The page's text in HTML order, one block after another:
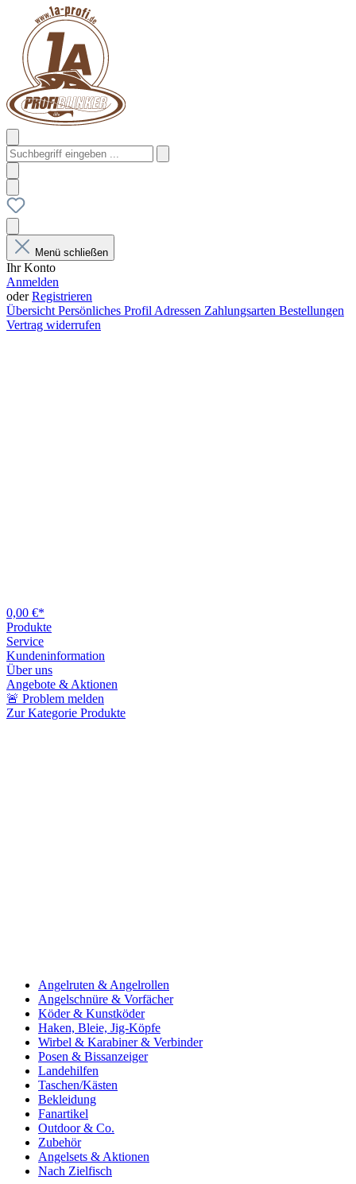
Menü schließen
Ihr Konto
Anmelden
oderRegistrieren
Übersicht Persönliches Profil Adressen Zahlungsarten Bestellungen
Vertrag widerrufen
0,00 €*
Produkte
Service
Kundeninformation
Über uns
Angebote & Aktionen
🚨 Problem melden
Zur Kategorie Produkte
Angelruten & Angelrollen
Angelschnüre & Vorfächer
Köder & Kunstköder
Haken, Bleie, Jig-Köpfe
Wirbel & Karabiner & Verbinder
Posen & Bissanzeiger
Landehilfen
Taschen/Kästen
Bekleidung
Fanartikel
Outdoor & Co.
Zubehör
Angelsets & Aktionen
Nach Zielfisch